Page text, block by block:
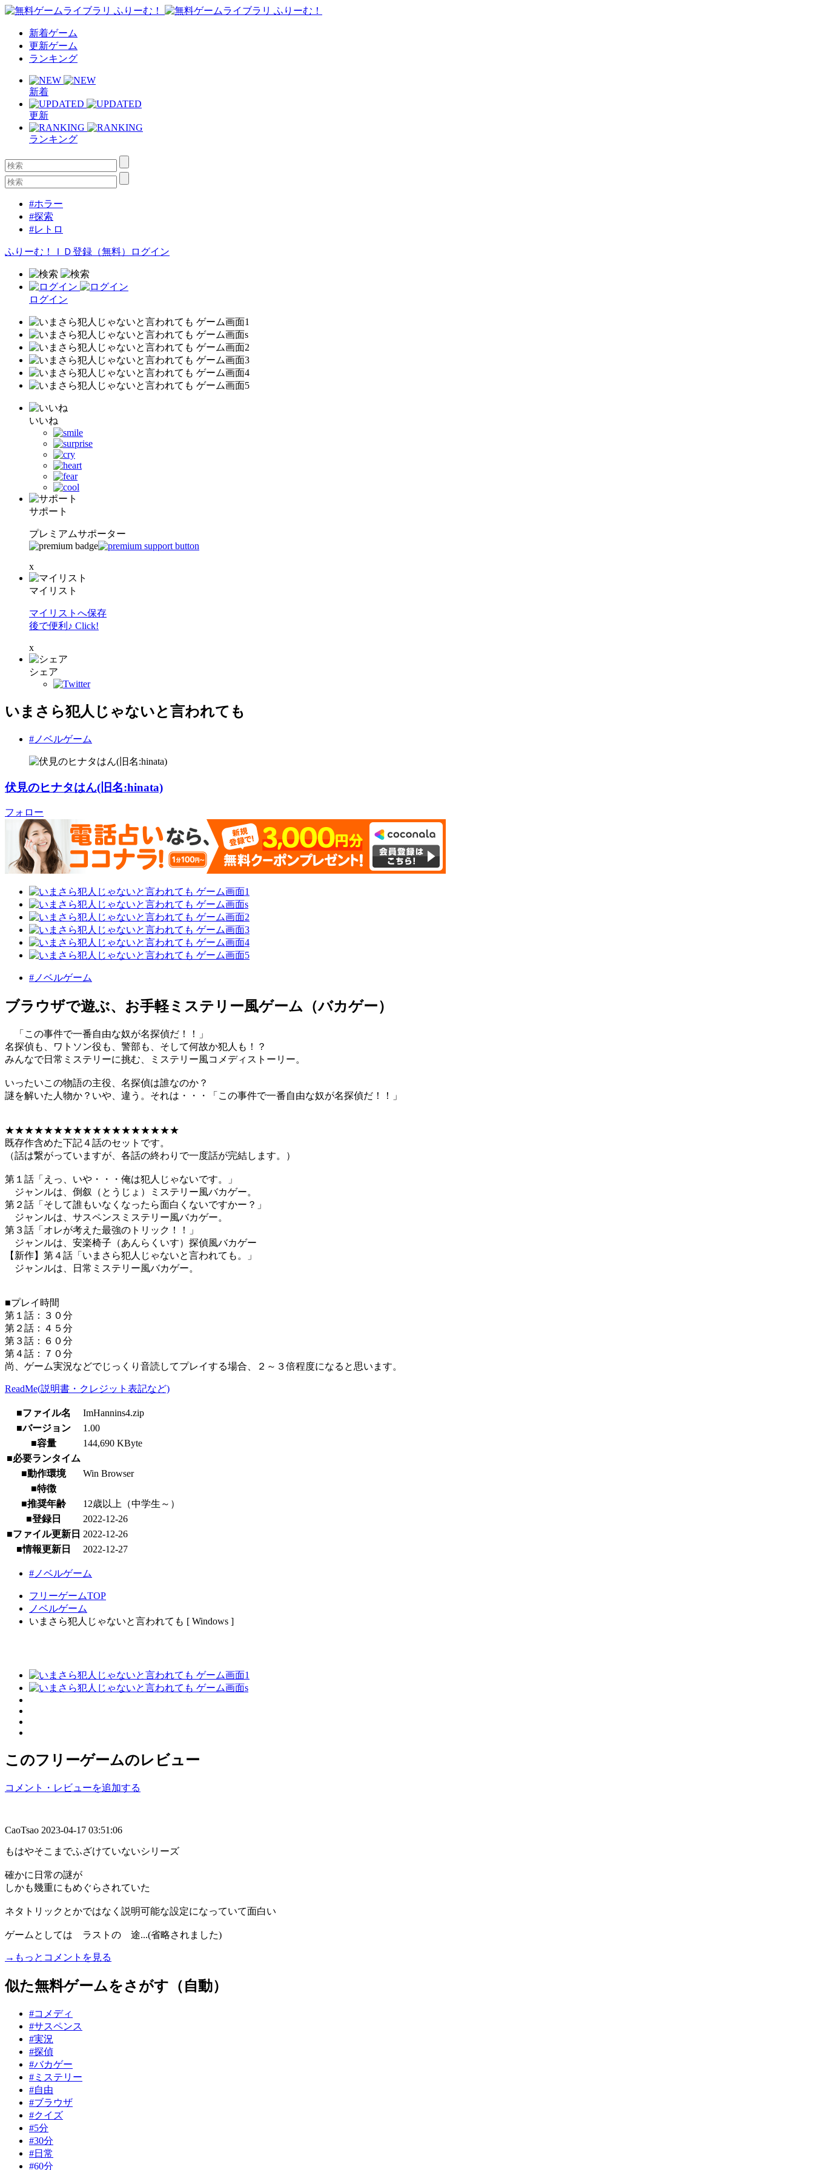
新着ゲーム
更新ゲーム
ランキング
新着
更新
ランキング
#ホラー
#探索
#レトロ
ふりーむ！ＩＤ登録（無料） ログイン
ログイン
いいね
サポート
プレミアムサポーター
x
マイリスト
マイリストへ保存
後で便利♪ Click!
x
シェア
いまさら犯人じゃないと言われても
#ノベルゲーム
伏見のヒナタはん(旧名:hinata)
フォロー
#ノベルゲーム
ブラウザで遊ぶ、お手軽ミステリー風ゲーム（バカゲー）
「この事件で一番自由な奴が名探偵だ！！」
名探偵も、ワトソン役も、警部も、そして何故か犯人も！？
みんなで日常ミステリーに挑む、ミステリー風コメディストーリー。
いったいこの物語の主役、名探偵は誰なのか？
謎を解いた人物か？いや、違う。それは・・・「この事件で一番自由な奴が名探偵だ！！」
★★★★★★★★★★★★★★★★★★
既存作含めた下記４話のセットです。
（話は繋がっていますが、各話の終わりで一度話が完結します。）
第１話「えっ、いや・・・俺は犯人じゃないです。」
ジャンルは、倒叙（とうじょ）ミステリー風バカゲー。
第２話「そして誰もいなくなったら面白くないですかー？」
ジャンルは、サスペンスミステリー風バカゲー。
第３話「オレが考えた最強のトリック！！」
ジャンルは、安楽椅子（あんらくいす）探偵風バカゲー
【新作】第４話「いまさら犯人じゃないと言われても。」
ジャンルは、日常ミステリー風バカゲー。
■プレイ時間
第１話：３０分
第２話：４５分
第３話：６０分
第４話：７０分
尚、ゲーム実況などでじっくり音読してプレイする場合、２～３倍程度になると思います。
ReadMe(説明書・クレジット表記など)
■ファイル名
ImHannins4.zip
■バージョン
1.00
■容量
144,690 KByte
■必要ランタイム
■動作環境
Win Browser
■特徴
■推奨年齢
12歳以上（中学生～）
■登録日
2022-12-26
■ファイル更新日 2022-12-26
■情報更新日
2022-12-27
#ノベルゲーム
フリーゲームTOP
ノベルゲーム
いまさら犯人じゃないと言われても [ Windows ]
このフリーゲームのレビュー
コメント・レビューを追加する
CaoTsao 2023-04-17 03:51:06
もはやそこまでふざけていないシリーズ
確かに日常の謎が
しかも幾重にもめぐらされていた
ネタトリックとかではなく説明可能な設定になっていて面白い
ゲームとしては ラストの 途...(省略されました)
→もっとコメントを見る
似た無料ゲームをさがす（自動）
#コメディ
#サスペンス
#実況
#探偵
#バカゲー
#ミステリー
#自由
#ブラウザ
#クイズ
#5分
#30分
#日常
#60分